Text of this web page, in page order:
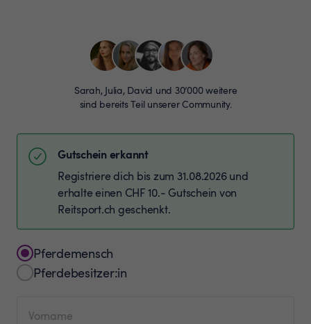
Sarah, Julia, David und 30’000 weitere
sind bereits Teil unserer Community.
Gutschein erkannt
Registriere dich bis zum 31.08.2026 und
erhalte einen CHF 10.- Gutschein von
Reitsport.ch geschenkt.
Pferdemensch
Pferdebesitzer:in
Vorname